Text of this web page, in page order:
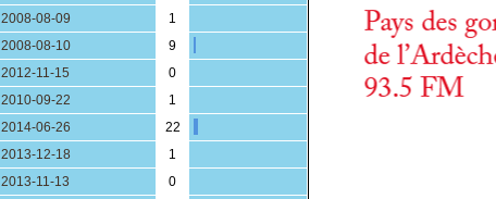
2008-08-09
1
2008-08-10
9
2012-11-15
0
2010-09-22
1
2014-06-26
22
2013-12-18
1
2013-11-13
0